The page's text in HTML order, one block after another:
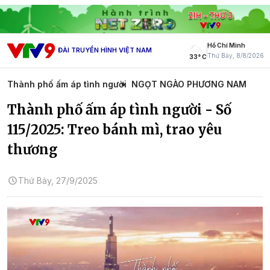
ĐÀI TRUYỀN HÌNH VIỆT NAM
33° C
Hồ Chí Minh
Thứ Bảy, 8/8/2026
Thành phố ấm áp tình người NGỌT NGÀO PHƯƠNG NAM
Thành phố ấm áp tình người - Số
115/2025: Treo bánh mì, trao yêu
thương
Thứ Bảy, 27/9/2025